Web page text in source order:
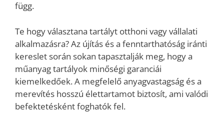
függ.
Te hogy választana tartályt otthoni vagy vállalati
alkalmazásra? Az újítás és a fenntarthatóság iránti
kereslet során sokan tapasztalják meg, hogy a
műanyag tartályok minőségi garanciái
kiemelkedőek. A megfelelő anyagvastagság és a
merevítés hosszú élettartamot biztosít, ami valódi
befektetésként foghatók fel.